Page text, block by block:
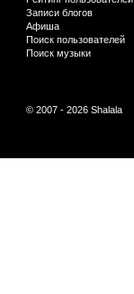
Записи блогов
Афиша
Поиск пользователей
Поиск музыки
© 2007 - 2026 Shalala